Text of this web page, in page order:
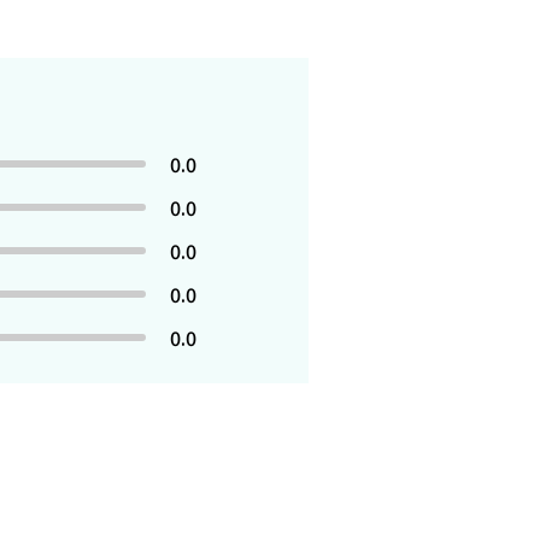
0.0
0.0
0.0
0.0
0.0